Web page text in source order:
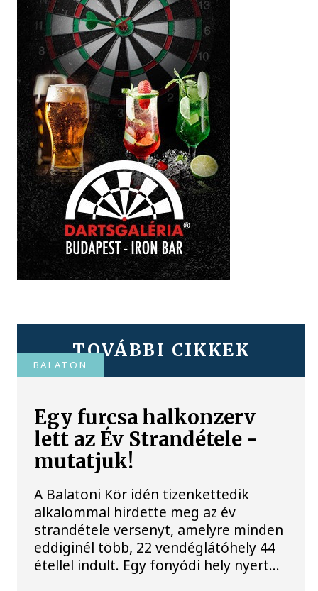
TOVÁBBI CIKKEK
BALATON
Egy furcsa halkonzerv
lett az Év Strandétele -
mutatjuk!
A Balatoni Kör idén tizenkettedik
alkalommal hirdette meg az év
strandétele versenyt, amelyre minden
eddiginél több, 22 vendéglátóhely 44
étellel indult. Egy fonyódi hely nyert...